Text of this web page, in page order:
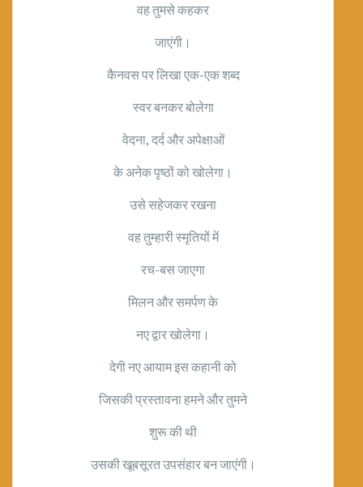
वह तुमसे कहकर
जाएंगी।
कैनवस पर लिखा एक-एक शब्द
स्वर बनकर बोलेगा
वेदना, दर्द और अपेक्षाओं
के अनेक पृष्ठों को खोलेगा।
उसे सहेजकर रखना
वह तुम्हारी स्मृतियों में
रच-बस जाएगा
मिलन और समर्पण के
नए द्वार खोलेगा।
देगी नए आयाम इस कहानी को
जिसकी प्रस्तावना हमने और तुमने
शुरू की थी
उसकी खूबसूरत उपसंहार बन जाएंगी।